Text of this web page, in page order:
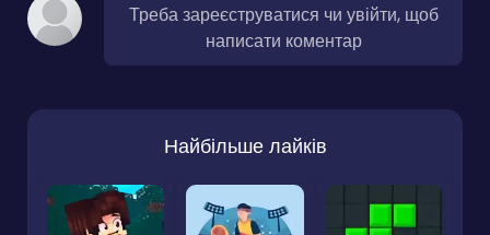
Треба зареєструватися чи увійти, щоб
написати коментар
Найбільше лайків